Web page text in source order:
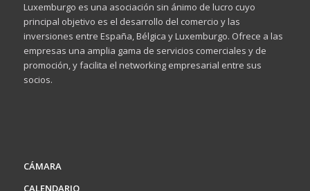
Luxemburgo es una asociación sin ánimo de lucro cuyo
principal objetivo es el desarrollo del comercio y las
inversiones entre España, Bélgica y Luxemburgo. Ofrece a las
empresas una amplia gama de servicios comerciales y de
promoción, y facilita el networking empresarial entre sus
socios.
CÁMARA